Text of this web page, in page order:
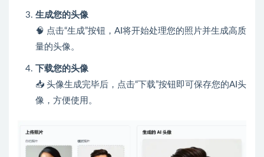
生成您的头像
🧠 点击“生成”按钮，AI将开始处理您的照片并生成高质
量的头像。
下载您的头像
📥 头像生成完毕后，点击“下载”按钮即可保存您的AI头
像，方便使用。